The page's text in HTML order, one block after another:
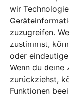
wir
zuzugreifen.
zustimmst,
oder
Wenn du deine
zurückziehst,
Funktionen
Bei der
in einem
Abwehr und